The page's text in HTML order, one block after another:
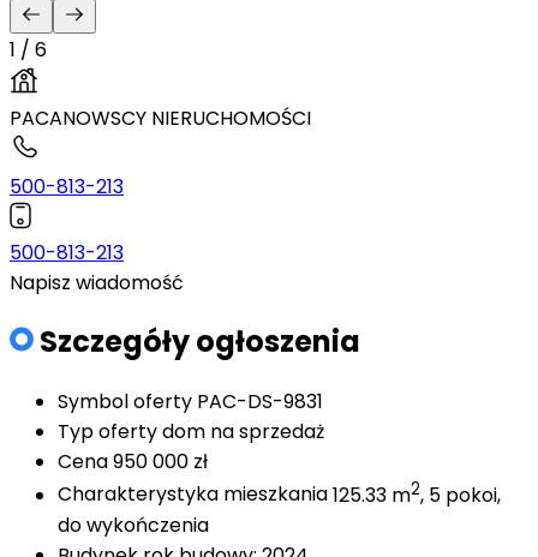
1 / 6
PACANOWSCY NIERUCHOMOŚCI
500-813-213
500-813-213
Napisz wiadomość
Szczegóły ogłoszenia
Symbol oferty PAC-DS-9831
Typ ofertydom na sprzedaż
Cena950 000 zł
Charakterystyka mieszkania125.33 m2, 5 pokoi,
do wykończenia